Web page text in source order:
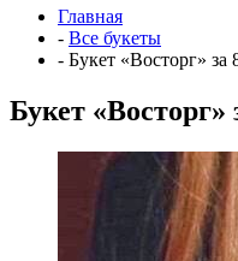
Главная
- Все букеты
- Букет «Восторг» за
Букет «Восторг»